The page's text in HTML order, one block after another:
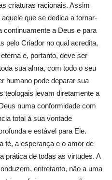
criaturas racionais. Assim
que se dedica a tornar-
continuamente a Deus e para
pelo Criador no qual acredita,
e, portanto, deve ser
sua alma, com todo o seu
humano pode deparar sua
teologais levam diretamente a
numa conformidade com
total à sua vontade
e estável para Ele.
fé, a esperança e o amor de
prática de todas as virtudes. A
entretanto, não a uma